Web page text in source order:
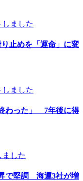
ました
止めを「運命」に変
ました
わった」 7年後に得
した
で堅調 海運3社が増